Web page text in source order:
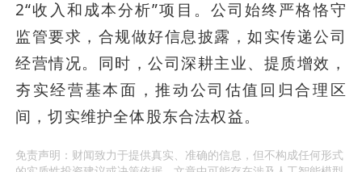
2“收入和成本分析”项目。公司始终严格恪守
监管要求，合规做好信息披露，如实传递公司
经营情况。同时，公司深耕主业、提质增效，
夯实经营基本面，推动公司估值回归合理区
间，切实维护全体股东合法权益。
免责声明：财闻致力于提供真实、准确的信息，但不构成任何形式